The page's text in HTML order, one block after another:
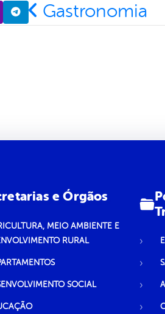
Navegação
Gastronomia
e Órgãos
MEIO AMBIENTE E
RURAL
SOCIAL